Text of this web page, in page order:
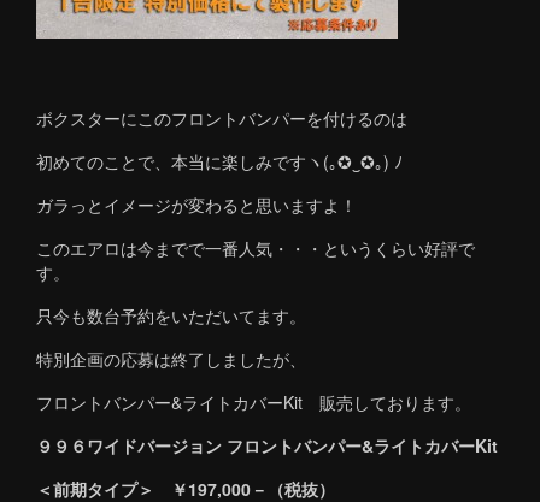
ボクスターにこのフロントバンパーを付けるのは
初めてのことで、本当に楽しみですヽ(｡✪‿✪｡) ﾉ
ガラっとイメージが変わると思いますよ！
このエアロは今までで一番人気・・・というくらい好評で
す。
只今も数台予約をいただいてます。
特別企画の応募は終了しましたが、
フロントバンパー&ライトカバーKit 販売しております。
９９６ワイドバージョン フロントバンパー&ライトカバーKit
＜前期タイプ＞ ￥197,000－（税抜）